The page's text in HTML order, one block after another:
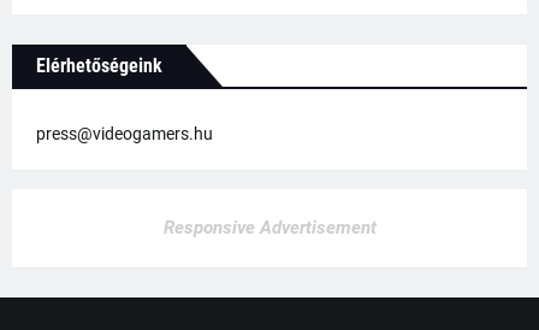
Elérhetőségeink
press@videogamers.hu
Responsive Advertisement